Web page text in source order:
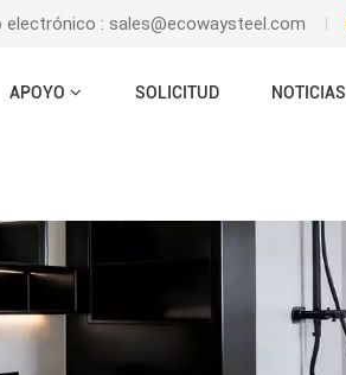
electrónico : sales@ecowaysteel.com
APOYO SOLICITUD NOTICIAS